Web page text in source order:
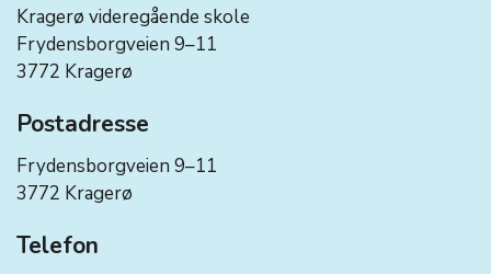
Kragerø videregående skole
Frydensborgveien 9–11
3772 Kragerø
Postadresse
Frydensborgveien 9–11
3772 Kragerø
Telefon